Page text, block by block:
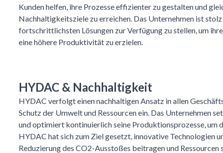
Kunden helfen, ihre Prozesse effizienter zu gestalten und
Nachhaltigkeitsziele zu erreichen. Das Unternehmen ist stolz
fortschrittlichsten Lösungen zur Verfügung zu stellen, um
eine höhere Produktivität zu erzielen.
HYDAC & Nachhaltigkeit
HYDAC verfolgt einen nachhaltigen Ansatz in allen
Schutz der Umwelt und Ressourcen ein. Das Unternehmen
und optimiert kontinuierlich seine Produktionsprozesse, um
HYDAC hat sich zum Ziel gesetzt, innovative Technologien
Reduzierung des CO2-Ausstoßes beitragen und Ressourcen